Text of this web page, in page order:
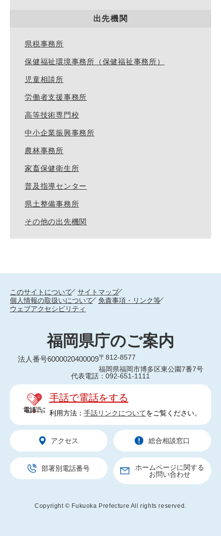
出先機関
県税事務所
保健福祉環境事務所（保健福祉事務所）
児童相談所
労働者支援事務所
高等技術専門校
中小企業振興事務所
農林事務所
家畜保健衛生所
普及指導センター
県土整備事務所
その他の出先機関
このサイトについて
サイトマップ
個人情報の取扱いについて
免責事項・リンク等
ウェブアクセシビリティ
福岡県庁のご案内
法人番号6000020400009〒812-8577
福岡県福岡市博多区東公園7番7号
代表電話：092-651-1111
手話で電話をする
利用方法： 手話リンクについてをご覧ください。
アクセス 総合相談窓口
部署別電話番号
ホームページに関する
お問い合わせ
Copyright © Fukuoka Prefecture All rights reserved.